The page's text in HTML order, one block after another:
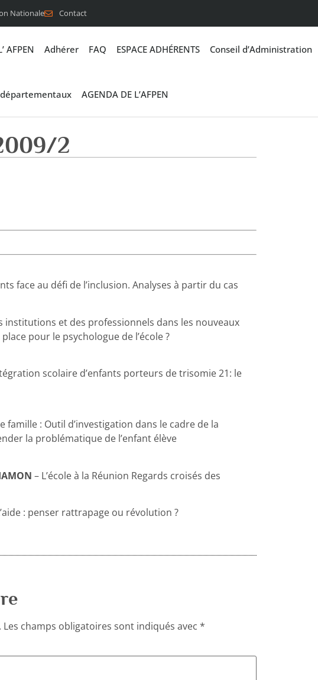
Nationale Contact
AFPEN Adhérer FAQ ESPACE ADHÉRENTS Conseil d’Administration
AGENDA DE L’AFPEN
2
face au défi de l’inclusion. Analyses à partir du cas
institutions et des professionnels dans les nouveaux
pour le psychologue de l’école ?
scolaire d’enfants porteurs de trisomie 21: le
famille : Outil d’investigation dans le cadre de la
la problématique de l’enfant élève
– L’école à la Réunion Regards croisés des
: penser rattrapage ou révolution ?
Les champs obligatoires sont indiqués avec *